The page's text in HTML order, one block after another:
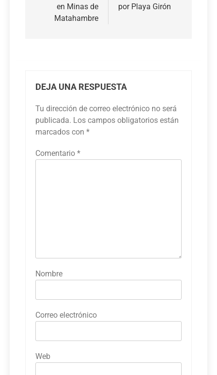
en Minas de
Matahambre
por Playa Girón
DEJA UNA RESPUESTA
Tu dirección de correo electrónico no será
publicada. Los campos obligatorios están
marcados con *
Comentario *
Nombre
Correo electrónico
Web